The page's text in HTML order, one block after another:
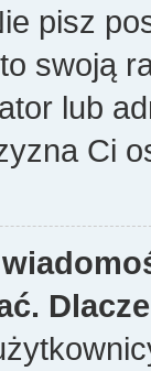
pisz
swoją
lub
Ci